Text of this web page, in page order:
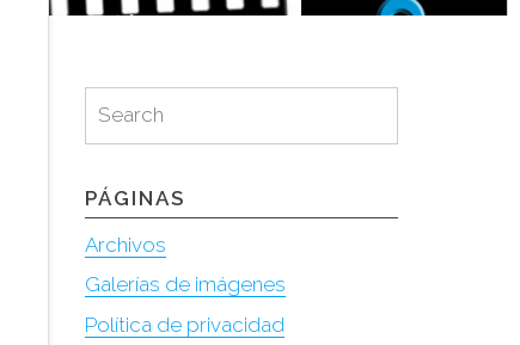
for:
Search
PÁGINAS
Archivos
Galerías de imágenes
Política de privacidad